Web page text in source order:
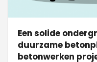
Een solide
duurzame
betonwerken